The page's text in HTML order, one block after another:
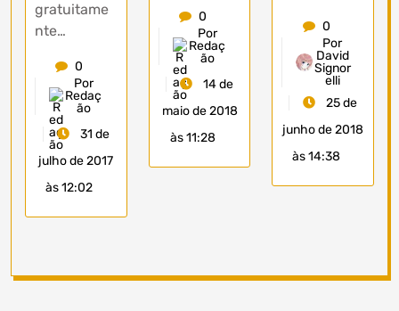
gratuitame
nte…
0
Por
Redaç
ão
31 de
julho de 2017
às 12:02
0
Por
Redaç
ão
14 de
maio de 2018
às 11:28
0
Por
David
Signor
elli
25 de
junho de 2018
às 14:38